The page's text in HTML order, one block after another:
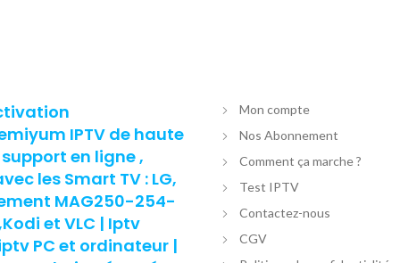
IPTV de haute
en ligne ,
les Smart TV : LG,
MAG250-254-
et VLC | Iptv
PC et ordinateur |
Mon compte
Nos Abonnement
Comment ça marche ?
Test IPTV
Contactez-nous
CGV